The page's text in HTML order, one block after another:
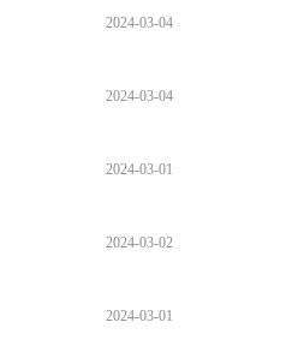
2024-03-04
2024-03-04
2024-03-01
2024-03-02
2024-03-01